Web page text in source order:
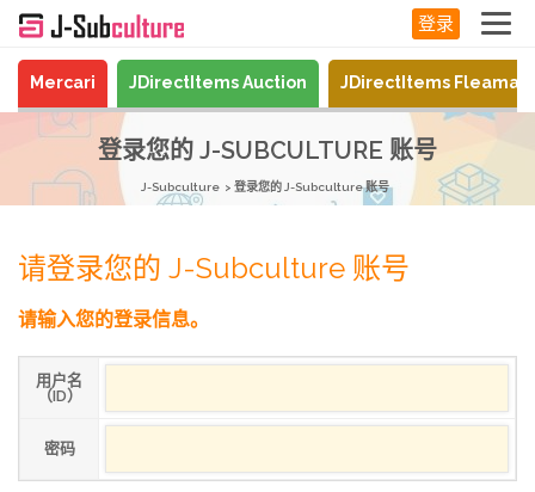
登录
Mercari JDirectItems Auction JDirectItems
登录您的 J-SUBCULTURE 账号
J-Subculture 登录您的 J-Subculture 账号
请登录您的 J-Subculture 账号
请输入您的登录信息。
用户名
（ID）
密码